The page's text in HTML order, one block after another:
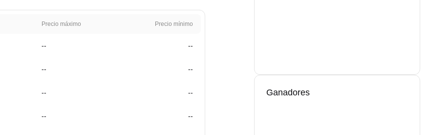
Precio máximo Precio mínimo
-- --
-- --
-- --
-- --
Ganadores